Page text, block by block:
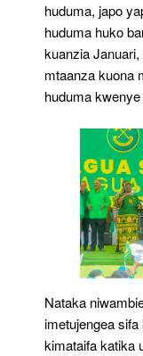
huduma, japo
huduma huko
kuanzia
mtaanza kuona
huduma
Nataka
imetujengea
kimataifa katika